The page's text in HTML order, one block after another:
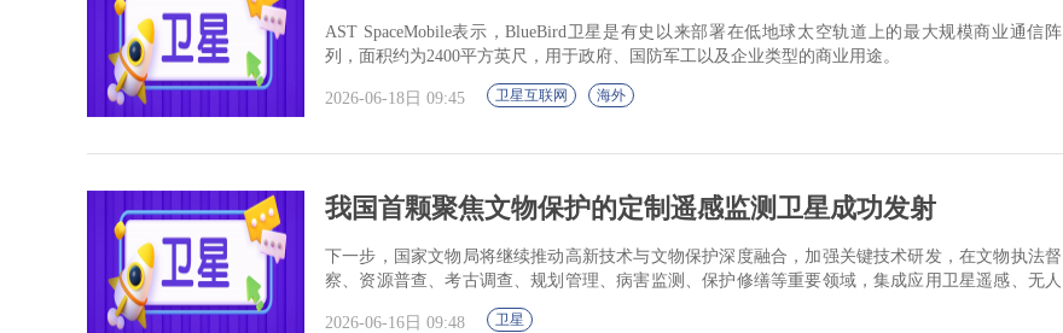
AST SpaceMobile表示，BlueBird卫星是有史以来部署在低地球太空轨道上的最大规模商业通信阵
列，面积约为2400平方英尺，用于政府、国防军工以及企业类型的商业用途。
2026-06-18日 09:45 卫星互联网 海外
我国首颗聚焦文物保护的定制遥感监测卫星成功发射
下一步，国家文物局将继续推动高新技术与文物保护深度融合，加强关键技术研发，在文物执法督
察、资源普查、考古调查、规划管理、病害监测、保护修缮等重要领域，集成应用卫星遥感、无人
机巡查、物联网感知、人工智能分析等技术。
2026-06-16日 09:48
卫星